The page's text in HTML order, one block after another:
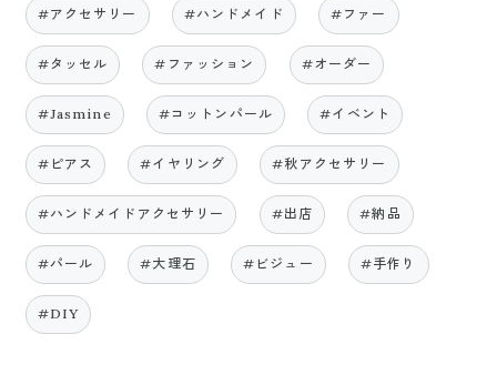
#アクセサリー #ハンドメイド #ファー
#タッセル #ファッション #オーダー
#Jasmine #コットンパール #イベント
#ピアス #イヤリング #秋アクセサリー
#ハンドメイドアクセサリー #出店 #納品
#パール #大理石 #ビジュー #手作り
#DIY